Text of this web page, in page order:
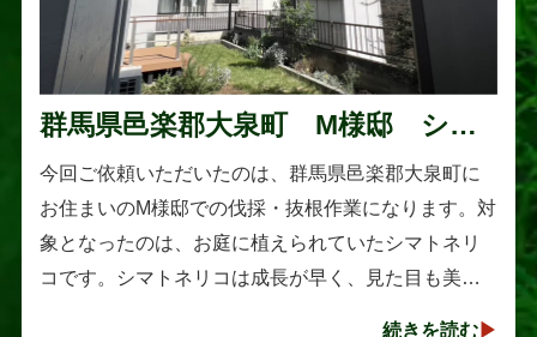
群馬県邑楽郡大泉町 M様邸 シマ
トネリコの伐採と抜根作業
今回ご依頼いただいたのは、群馬県邑楽郡大泉町に
お住まいのM様邸での伐採・抜根作業になります。対
象となったのは、お庭に植えられていたシマトネリ
コです。シマトネリコは成長が早く、見た目も美し
続きを読む